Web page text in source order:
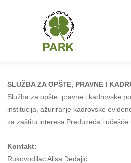
SLUŽBA ZA OPŠTE, PRAVNE I
Služba za opšte, pravne i kadrovske
institucija, ažuriranje kadrovske
za zaštitu interesa Preduzeća i
Kontakt:
Rukovodilac Alisa Dedajić